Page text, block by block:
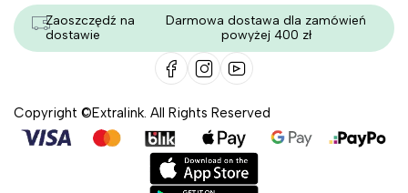
Zaoszczędź na
dostawie
Darmowa dostawa dla zamówień
powyżej 400 zł
Copyright ©Extralink. All Rights Reserved